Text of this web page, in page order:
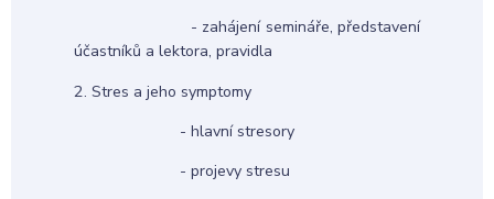
- zahájení semináře, představení
účastníků a lektora, pravidla
2. Stres a jeho symptomy
- hlavní stresory
- projevy stresu